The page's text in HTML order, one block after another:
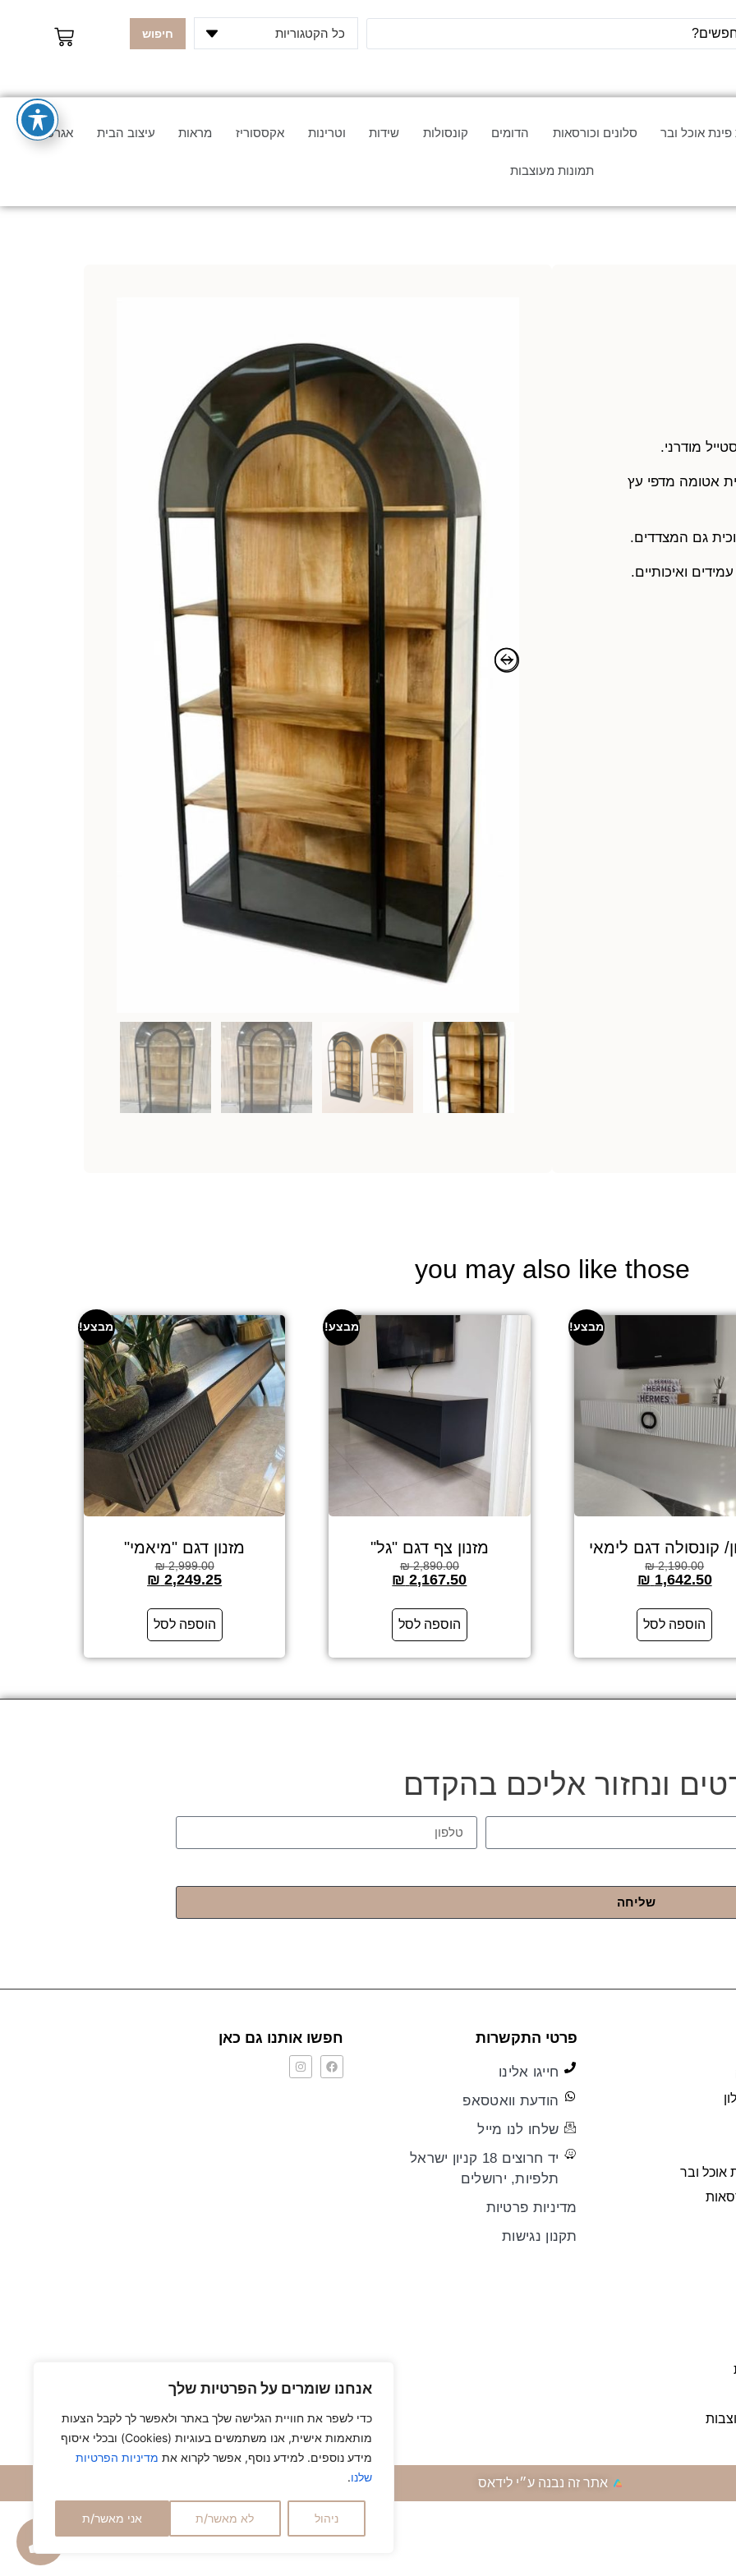
אנחנו שומרים על הפרטיות שלך
כדי לשפר את חוויית הגלישה שלך באתר ולאפשר לך לקבל הצעות
מותאמות אישית, אנו משתמשים בעוגיות (Cookies) ובכלי איסוף
מידע נוספים. למידע נוסף, אפשר לקרוא את מדיניות הפרטיות
שלנו.
ניהול לא מאשר/ת אני מאשר/ת
כל הקטגוריות חיפוש
אוכל ובר סלונים וכורסאות הדומים קונסולות שידות וטרינות אקססוריז מראות עיצוב הבית אגרטלים
תמונות מעוצבות
מודרני.
אטומה מדפי עץ
גם המצדדים.
you may also like those
מבצע!
קונסולה דגם לימאי
2,190.00
₪
1,642.50
₪
הוספה לסל
מבצע!
מזנון צף דגם "גל"
2,890.00
₪
2,167.50
₪
הוספה לסל
מבצע!
מזנון דגם "מיאמי"
2,999.00
₪
2,249.25
₪
הוספה לסל
ונחזור אליכם בהקדם
שליחה
אוכל ובר
פרטי התקשרות
חייגו אלינו
הודעת וואטסאפ
שלחו לנו מייל
יד חרוצים 18 קניון ישראל
תלפיות, ירושלים
מדיניות פרטיות
תקנון נגישות
חפשו אותנו גם כאן
אתר זה נבנה ע״י לידאס